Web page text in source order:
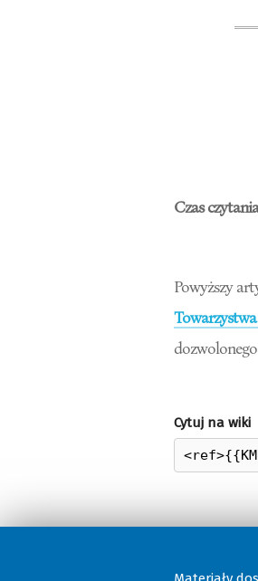
Czas czytania
Powyższy
Cytuj na wiki